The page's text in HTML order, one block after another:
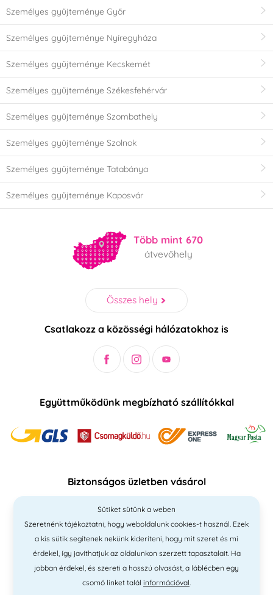
Személyes gyűjteménye Győr
Személyes gyűjteménye Nyíregyháza
Személyes gyűjteménye Kecskemét
Személyes gyűjteménye Székesfehérvár
Személyes gyűjteménye Szombathely
Személyes gyűjteménye Szolnok
Személyes gyűjteménye Tatabánya
Személyes gyűjteménye Kaposvár
Több mint 670
átvevőhely
Összes hely
Csatlakozz a közösségi hálózatokhoz is
Együttműködünk megbízható szállítókkal
Biztonságos üzletben vásárol
Sütiket sütünk a weben
Szeretnénk tájékoztatni, hogy weboldalunk cookies-t használ. Ezek
a kis sütik segítenek nekünk kideríteni, hogy mit szeret és mi
érdekel, így javíthatjuk az oldalunkon szerzett tapasztalait. Ha
jobban érdekel, és szereti a hosszú olvasást, a láblécben egy
csomó linket talál információval.